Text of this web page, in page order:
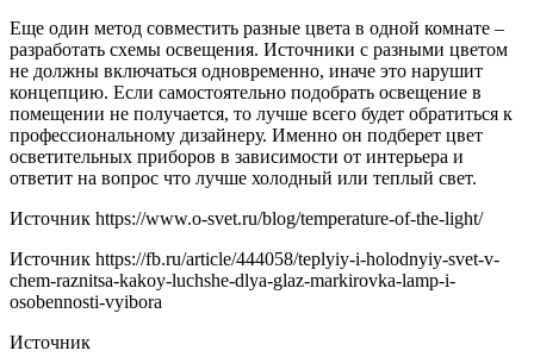
Еще один метод совместить разные цвета в одной комнате –
разработать схемы освещения. Источники с разными цветом
не должны включаться одновременно, иначе это нарушит
концепцию. Если самостоятельно подобрать освещение в
помещении не получается, то лучше всего будет обратиться к
профессиональному дизайнеру. Именно он подберет цвет
осветительных приборов в зависимости от интерьера и
ответит на вопрос что лучше холодный или теплый свет.
Источник https://www.o-svet.ru/blog/temperature-of-the-light/
Источник https://fb.ru/article/444058/teplyiy-i-holodnyiy-svet-v-
chem-raznitsa-kakoy-luchshe-dlya-glaz-markirovka-lamp-i-
osobennosti-vyibora
Источник